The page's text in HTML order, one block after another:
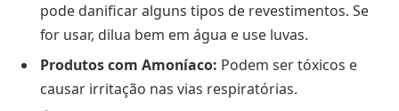
pode danificar alguns tipos de revestimentos. Se
for usar, dilua bem em água e use luvas.
Produtos com Amoníaco: Podem ser tóxicos e
causar irritação nas vias respiratórias.